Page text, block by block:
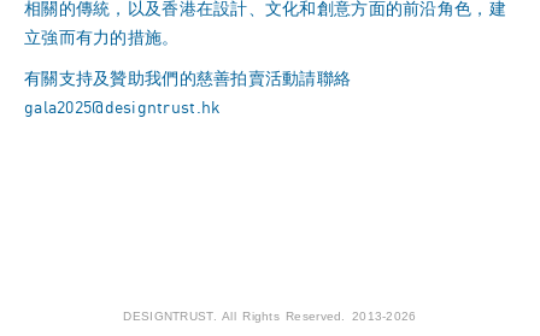
相關的傳統，以及香港在設計、文化和創意方面的前沿角色，建
立強而有力的措施。
有關支持及贊助我們的慈善拍賣活動請聯絡
gala2025@designtrust.hk
DESIGNTRUST. All Rights Reserved. 2013-2026